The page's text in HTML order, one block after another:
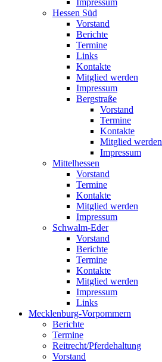
Impressum
Hessen Süd
Vorstand
Berichte
Termine
Links
Kontakte
Mitglied werden
Impressum
Bergstraße
Vorstand
Termine
Kontakte
Mitglied werden
Impressum
Mittelhessen
Vorstand
Termine
Kontakte
Mitglied werden
Impressum
Schwalm-Eder
Vorstand
Berichte
Termine
Kontakte
Mitglied werden
Impressum
Links
Mecklenburg-Vorpommern
Berichte
Termine
Reitrecht/Pferdehaltung
Vorstand